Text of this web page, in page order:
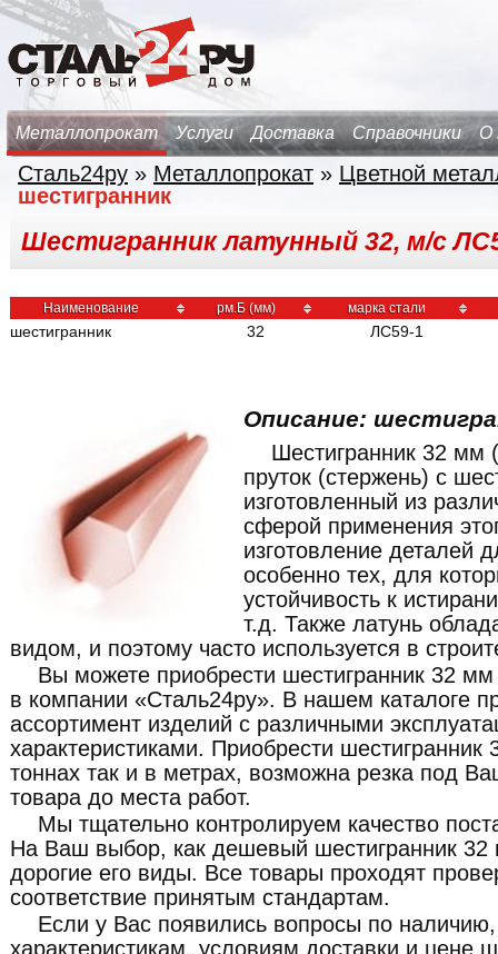
Металлопрокат Услуги Доставка Справочники О
Сталь24ру » Металлопрокат » Цветной
шестигранник
Шестигранник латунный 32, м/с
Наименование рм.Б (мм) марка стали
шестигранник 32 ЛС59-1
Описание:
Шестигранник 32 мм
пруток (стержень) с
изготовленный из
сферой применения
изготовление деталей
особенно тех, для
устойчивость к
т.д. Также латунь
видом, и поэтому часто используется в
Вы можете приобрести шестигранник 32
в компании «Сталь24ру». В нашем каталоге
ассортимент изделий с различными
характеристиками. Приобрести
тоннах так и в метрах, возможна резка под
товара до места работ.
Мы тщательно контролируем качество
На Ваш выбор, как дешевый шестигранник 32
дорогие его виды. Все товары проходят
соответствие принятым стандартам.
Если у Вас появились вопросы по наличию,
характеристикам, условиям доставки и цене